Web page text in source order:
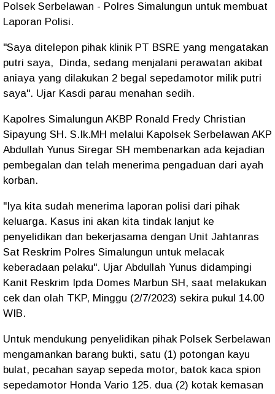
Polsek Serbelawan - Polres Simalungun untuk membuat
Laporan Polisi.
"Saya ditelepon pihak klinik PT BSRE yang mengatakan
putri saya, Dinda, sedang menjalani perawatan akibat
aniaya yang dilakukan 2 begal sepedamotor milik putri
saya". Ujar Kasdi parau menahan sedih.
Kapolres Simalungun AKBP Ronald Fredy Christian
Sipayung SH. S.Ik.MH melalui Kapolsek Serbelawan AKP
Abdullah Yunus Siregar SH membenarkan ada kejadian
pembegalan dan telah menerima pengaduan dari ayah
korban.
"Iya kita sudah menerima laporan polisi dari pihak
keluarga. Kasus ini akan kita tindak lanjut ke
penyelidikan dan bekerjasama dengan Unit Jahtanras
Sat Reskrim Polres Simalungun untuk melacak
keberadaan pelaku". Ujar Abdullah Yunus didampingi
Kanit Reskrim Ipda Domes Marbun SH, saat melakukan
cek dan olah TKP, Minggu (2/7/2023) sekira pukul 14.00
WIB.
Untuk mendukung penyelidikan pihak Polsek Serbelawan
mengamankan barang bukti, satu (1) potongan kayu
bulat, pecahan sayap sepeda motor, batok kaca spion
sepedamotor Honda Vario 125. dua (2) kotak kemasan